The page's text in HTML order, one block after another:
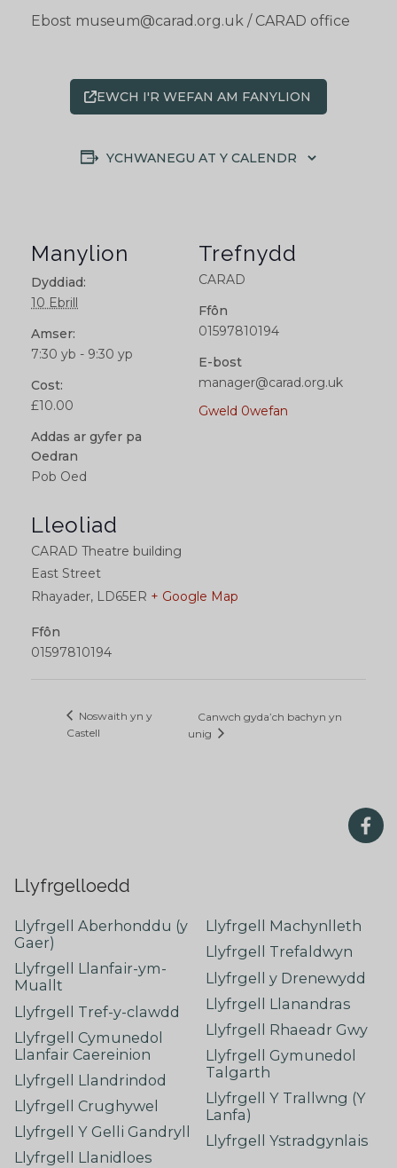
Ebost museum@carad.org.uk / CARAD office
EWCH I'R WEFAN AM FANYLION
YCHWANEGU AT Y CALENDR
Manylion
Dyddiad:
10 Ebrill
Amser:
7:30 yb - 9:30 yp
Cost:
£10.00
Addas ar gyfer pa
Oedran
Pob Oed
Lleoliad
CARAD Theatre building
East Street
Rhayader, LD65ER + Google Map
Ffôn
01597810194
Trefnydd
CARAD
Ffôn
01597810194
E-bost
manager@carad.org.uk
Gweld 0wefan
Noswaith yn y
Castell
Canwch gyda’ch bachyn yn
unig
Llyfrgelloedd
Llyfrgell Aberhonddu (y
Gaer)
Llyfrgell Llanfair-ym-
Muallt
Llyfrgell Tref-y-clawdd
Llyfrgell Cymunedol
Llanfair Caereinion
Llyfrgell Llandrindod
Llyfrgell Crughywel
Llyfrgell Y Gelli Gandryll
Llyfrgell Llanidloes
Llyfrgell Machynlleth
Llyfrgell Trefaldwyn
Llyfrgell y Drenewydd
Llyfrgell Llanandras
Llyfrgell Rhaeadr Gwy
Llyfrgell Gymunedol
Talgarth
Llyfrgell Y Trallwng (Y
Lanfa)
Llyfrgell Ystradgynlais